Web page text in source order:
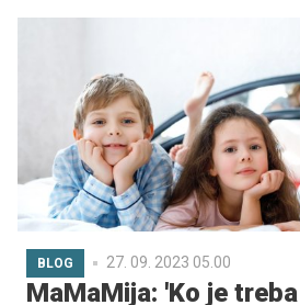
sposobnostmi izčrpa zaradi
postavljajo drugi. Ob tem doživlja
izolacijo, razdražljivost in
Pomembno je, da se starši
značilnosti nadarjenega otroka, saj
do oblikovanja realnega odnosa do
sprejemanja nepopolnosti in
BLOG 27. 09. 2023 05.00
MaMaMija: 'Ko je